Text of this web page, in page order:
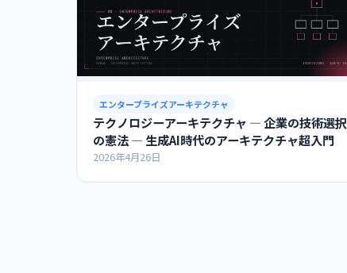
エンタープライズアーキテクチャ
テクノロジーアーキテクチャ ― 企業の技術選択
の憲法 ― 生成AI時代のアーキテクチャ超入門
2026年4月26日